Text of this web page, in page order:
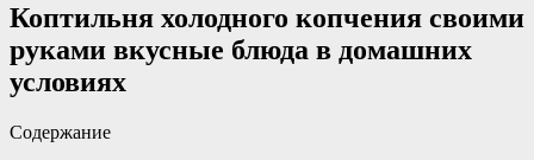
Коптильня холодного копчения своими
руками вкусные блюда в домашних
условиях
Содержание